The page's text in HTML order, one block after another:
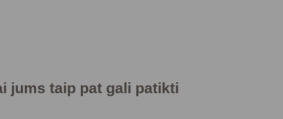
jums taip pat gali patikti